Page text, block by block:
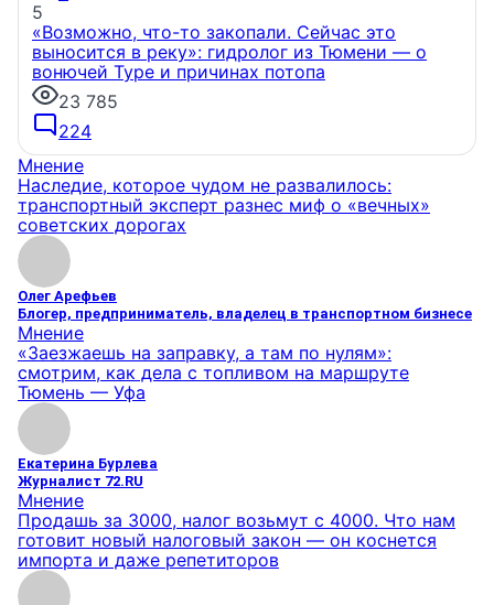
5
«Возможно, что-то закопали. Сейчас это
выносится в реку»: гидролог из Тюмени — о
вонючей Туре и причинах потопа
23 785
224
Мнение
Наследие, которое чудом не развалилось:
транспортный эксперт разнес миф о «вечных»
советских дорогах
Олег Арефьев
Блогер, предприниматель, владелец в транспортном бизнесе
Мнение
«Заезжаешь на заправку, а там по нулям»:
смотрим, как дела с топливом на маршруте
Тюмень — Уфа
Екатерина Бурлева
Журналист 72.RU
Мнение
Продашь за 3000, налог возьмут с 4000. Что нам
готовит новый налоговый закон — он коснется
импорта и даже репетиторов